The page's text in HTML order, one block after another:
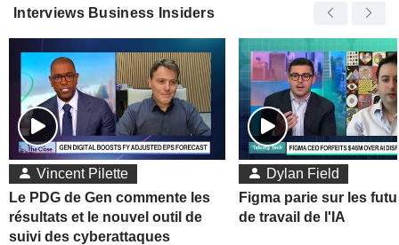
Interviews Business Insiders
Vincent Pilette
Le PDG de Gen commente les
résultats et le nouvel outil de
suivi des cyberattaques
Dylan Field
Figma parie sur les
de travail de l'IA